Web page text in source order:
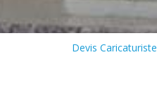
Devis Caricaturiste